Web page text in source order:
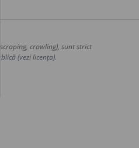
crawling), sunt strict
(vezi licența).